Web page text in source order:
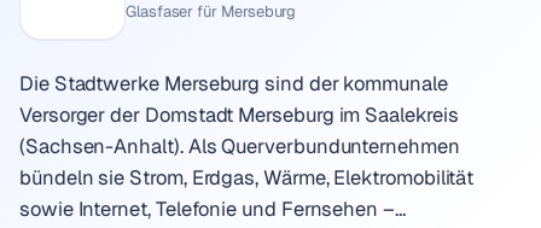
Glasfaser für Merseburg
Die Stadtwerke Merseburg sind der kommunale
Versorger der Domstadt Merseburg im Saalekreis
(Sachsen-Anhalt). Als Querverbundunternehmen
bündeln sie Strom, Erdgas, Wärme, Elektromobilität
sowie Internet, Telefonie und Fernsehen –…